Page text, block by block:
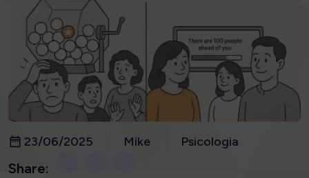
23/06/2025 Mike Psicologia
Share: